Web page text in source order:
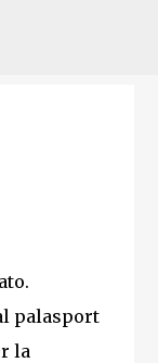
palasport
la